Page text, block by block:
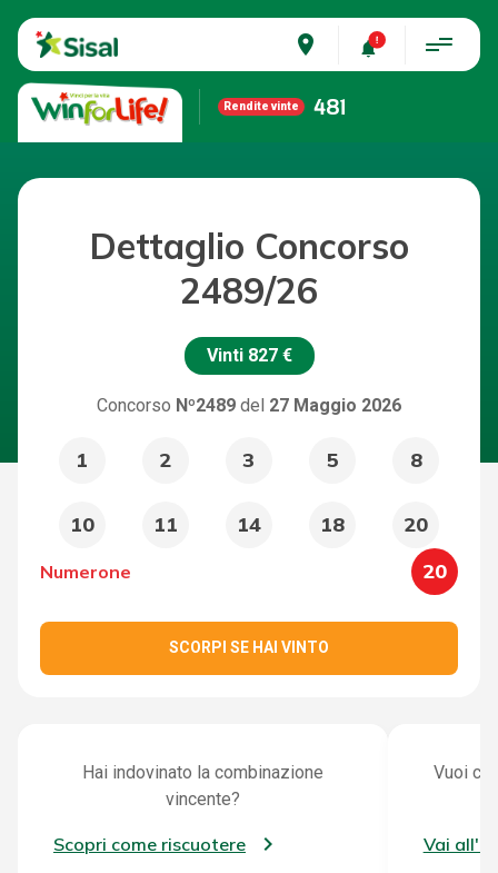
place
Rendite vinte 481
Dettaglio Concorso
2489/26
Vinti 827 €
Concorso Nº2489 del 27 Maggio 2026
1 2 3 5 8
10 11 14 18 20
Numerone 20
SCORPI SE HAI VINTO
Hai indovinato la combinazione
vincente?
Scopri come riscuotere
Vuoi
Vai